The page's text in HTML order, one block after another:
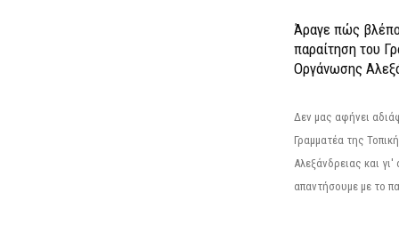
Άραγε πώς
παραίτηση του
Οργάνωσης
Δεν μας αφήνει
Γραμματέα της
Αλεξάνδρειας και γι'
απαντήσουμε με το